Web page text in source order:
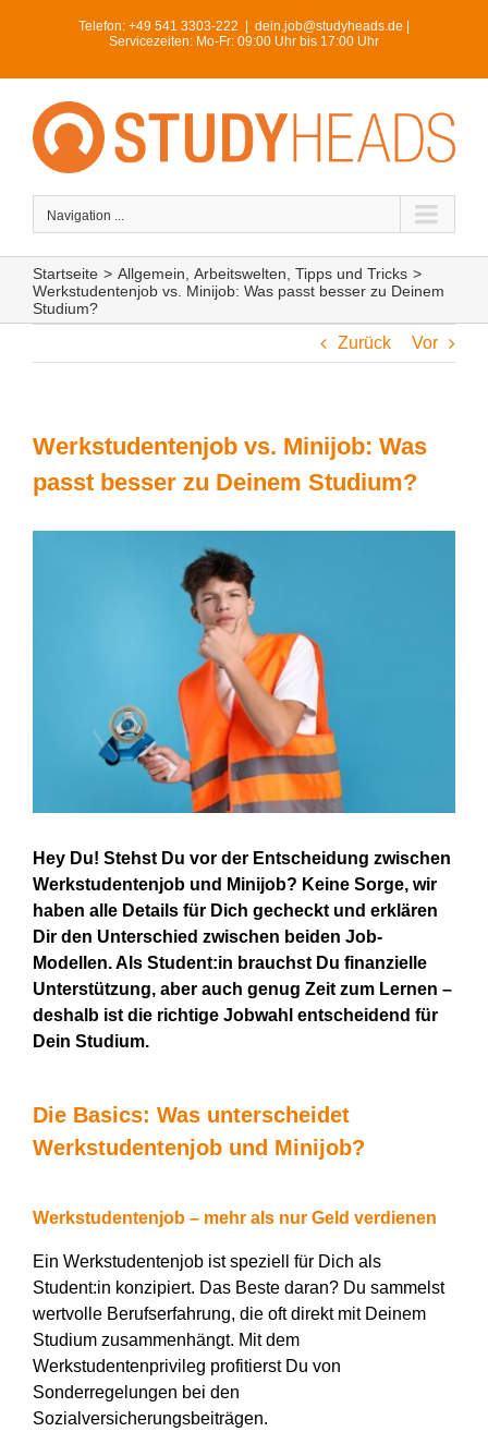
Telefon: +49 541 3303-222
dein.job@studyheads.de |
Servicezeiten: Mo-Fr: 09:00 Uhr bis 17:00 Uhr
Navigation ...
Startseite > Allgemein, Arbeitswelten, Tipps und Tricks >
Werkstudentenjob vs. Minijob: Was passt besser zu Deinem
Studium?
Zurück Vor
Werkstudentenjob vs. Minijob: Was
passt besser zu Deinem Studium?
Hey Du! Stehst Du vor der Entscheidung zwischen
Werkstudentenjob und Minijob? Keine Sorge, wir
haben alle Details für Dich gecheckt und erklären
Dir den Unterschied zwischen beiden Job-
Modellen. Als Student:in brauchst Du finanzielle
Unterstützung, aber auch genug Zeit zum Lernen –
deshalb ist die richtige Jobwahl entscheidend für
Dein Studium.
Die Basics: Was unterscheidet
Werkstudentenjob und Minijob?
Werkstudentenjob – mehr als nur Geld verdienen
Ein Werkstudentenjob ist speziell für Dich als
Student:in konzipiert. Das Beste daran? Du sammelst
wertvolle Berufserfahrung, die oft direkt mit Deinem
Studium zusammenhängt. Mit dem
Werkstudentenprivileg profitierst Du von
Sonderregelungen bei den
Sozialversicherungsbeiträgen.